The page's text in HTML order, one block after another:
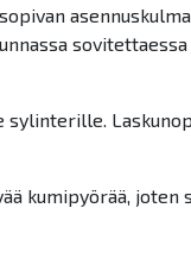
sovitettaessa
kumipyörää, joten